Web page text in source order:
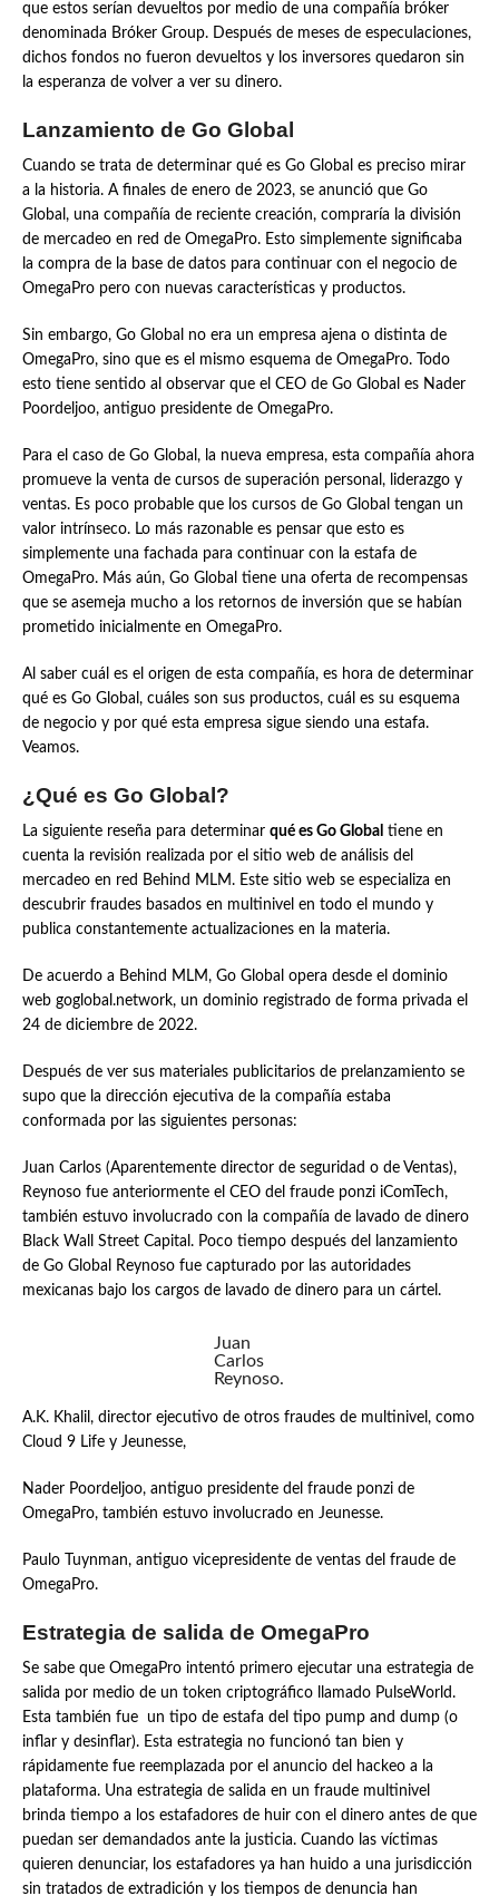
que estos serían devueltos por medio de una compañía bróker
denominada Bróker Group. Después de meses de especulaciones,
dichos fondos no fueron devueltos y los inversores quedaron sin
la esperanza de volver a ver su dinero.
Lanzamiento de Go Global
Cuando se trata de determinar qué es Go Global es preciso mirar
a la historia. A finales de enero de 2023, se anunció que Go
Global, una compañía de reciente creación, compraría la división
de mercadeo en red de OmegaPro. Esto simplemente significaba
la compra de la base de datos para continuar con el negocio de
OmegaPro pero con nuevas características y productos.
Sin embargo, Go Global no era un empresa ajena o distinta de
OmegaPro, sino que es el mismo esquema de OmegaPro. Todo
esto tiene sentido al observar que el CEO de Go Global es Nader
Poordeljoo, antiguo presidente de OmegaPro.
Para el caso de Go Global, la nueva empresa, esta compañía ahora
promueve la venta de cursos de superación personal, liderazgo y
ventas. Es poco probable que los cursos de Go Global tengan un
valor intrínseco. Lo más razonable es pensar que esto es
simplemente una fachada para continuar con la estafa de
OmegaPro. Más aún, Go Global tiene una oferta de recompensas
que se asemeja mucho a los retornos de inversión que se habían
prometido inicialmente en OmegaPro.
Al saber cuál es el origen de esta compañía, es hora de determinar
qué es Go Global, cuáles son sus productos, cuál es su esquema
de negocio y por qué esta empresa sigue siendo una estafa.
Veamos.
¿Qué es Go Global?
La siguiente reseña para determinar qué es Go Global tiene en
cuenta la revisión realizada por el sitio web de análisis del
mercadeo en red Behind MLM. Este sitio web se especializa en
descubrir fraudes basados en multinivel en todo el mundo y
publica constantemente actualizaciones en la materia.
De acuerdo a Behind MLM, Go Global opera desde el dominio
web goglobal.network, un dominio registrado de forma privada el
24 de diciembre de 2022.
Después de ver sus materiales publicitarios de prelanzamiento se
supo que la dirección ejecutiva de la compañía estaba
conformada por las siguientes personas:
Juan Carlos (Aparentemente director de seguridad o de Ventas),
Reynoso fue anteriormente el CEO del fraude ponzi iComTech,
también estuvo involucrado con la compañía de lavado de dinero
Black Wall Street Capital. Poco tiempo después del lanzamiento
de Go Global Reynoso fue capturado por las autoridades
mexicanas bajo los cargos de lavado de dinero para un cártel.
Juan
Carlos
Reynoso.
A.K. Khalil, director ejecutivo de otros fraudes de multinivel, como
Cloud 9 Life y Jeunesse,
Nader Poordeljoo, antiguo presidente del fraude ponzi de
OmegaPro, también estuvo involucrado en Jeunesse.
Paulo Tuynman, antiguo vicepresidente de ventas del fraude de
OmegaPro.
Estrategia de salida de OmegaPro
Se sabe que OmegaPro intentó primero ejecutar una estrategia de
salida por medio de un token criptográfico llamado PulseWorld.
Esta también fue un tipo de estafa del tipo pump and dump (o
inflar y desinflar). Esta estrategia no funcionó tan bien y
rápidamente fue reemplazada por el anuncio del hackeo a la
plataforma. Una estrategia de salida en un fraude multinivel
brinda tiempo a los estafadores de huir con el dinero antes de que
puedan ser demandados ante la justicia. Cuando las víctimas
quieren denunciar, los estafadores ya han huido a una jurisdicción
sin tratados de extradición y los tiempos de denuncia han